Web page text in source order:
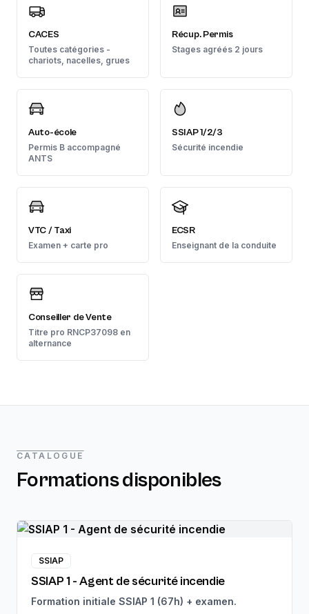
CACES
Toutes catégories -
chariots, nacelles, grues
Récup. Permis
Stages agréés 2 jours
Auto-école
Permis B accompagné
ANTS
SSIAP 1/2/3
Sécurité incendie
VTC / Taxi
Examen + carte pro
ECSR
Enseignant de la conduite
Conseiller de Vente
Titre pro RNCP37098 en
alternance
CATALOGUE
Formations disponibles
SSIAP
SSIAP 1 - Agent de sécurité incendie
Formation initiale SSIAP 1 (67h) + examen.